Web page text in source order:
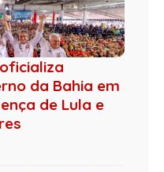
da Bahia em
de Lula e